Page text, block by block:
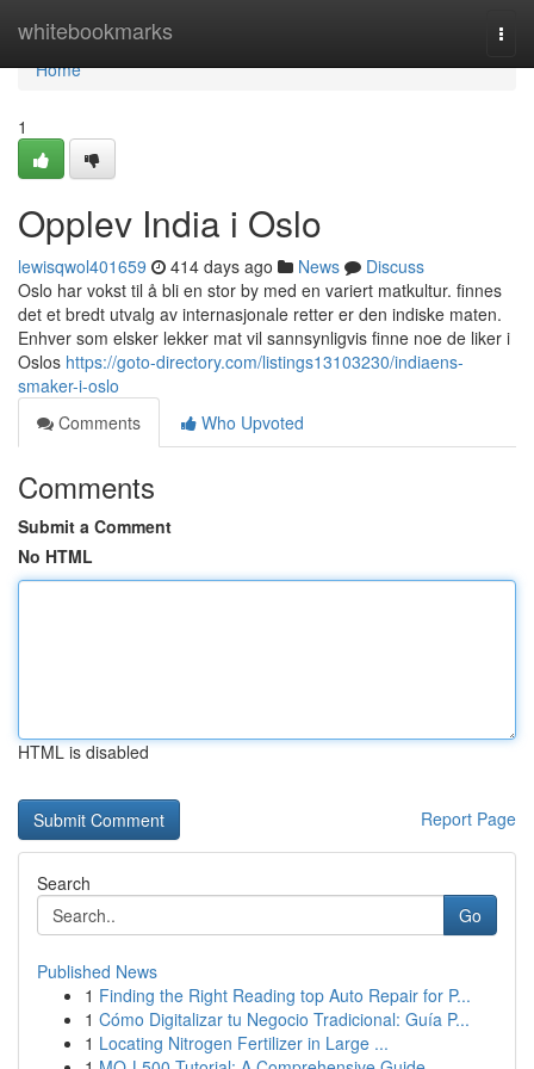
whitebookmarks
Home
Home
1
Opplev India i Oslo
lewisqwol401659 414 days ago News
Discuss
Oslo har vokst til å bli en stor by med en variert matkultur. finnes
det et bredt utvalg av internasjonale retter er den indiske maten.
Enhver som elsker lekker mat vil sannsynligvis finne noe de liker i
Oslos https://goto-directory.com/listings13103230/indiaens-
smaker-i-oslo
Comments
Who Upvoted
Comments
Submit a Comment
No HTML
HTML is disabled
Report Page
Search
Go
Published News
1 Finding the Right Reading top Auto Repair for P...
1 Cómo Digitalizar tu Negocio Tradicional: Guía P...
1 Locating Nitrogen Fertilizer in Large ...